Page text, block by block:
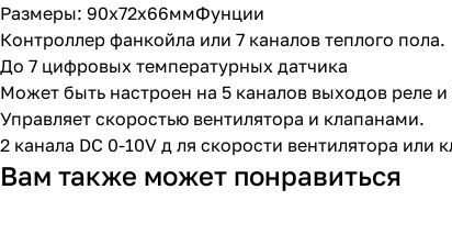
Размеры: 90х72х66ммФунции
Контроллер фанкойла или 7 каналов теплого пола.
До 7 цифровых температурных датчика
Может быть настроен на 5 каналов выходов реле и
Управляет скоростью вентилятора и клапанами.
2 канала DC 0-10V д ля скорости вентилятора или
Вам также может понравиться